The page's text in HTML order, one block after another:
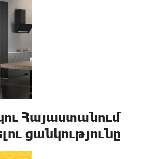
Հայաստանում
ցանկությունը